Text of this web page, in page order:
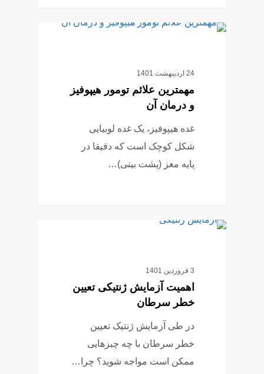
24 اردیبهشت 1401
مهمترین علائم تومور هیپوفیز
و درمان آن
غده هیپوفیز، یک غده لوبیایی
شکل کوچک است که دقیقا در
پایه مغز (پشت بینی)…
3 فروردین 1401
اهمیت آزمایش ژنتیکی تعیین
خطر سرطان
در طی آزمایش ژنتیک تعیین
خطر سرطان با چه چیزهایی
ممکن است مواجه شوید؟ چرا…